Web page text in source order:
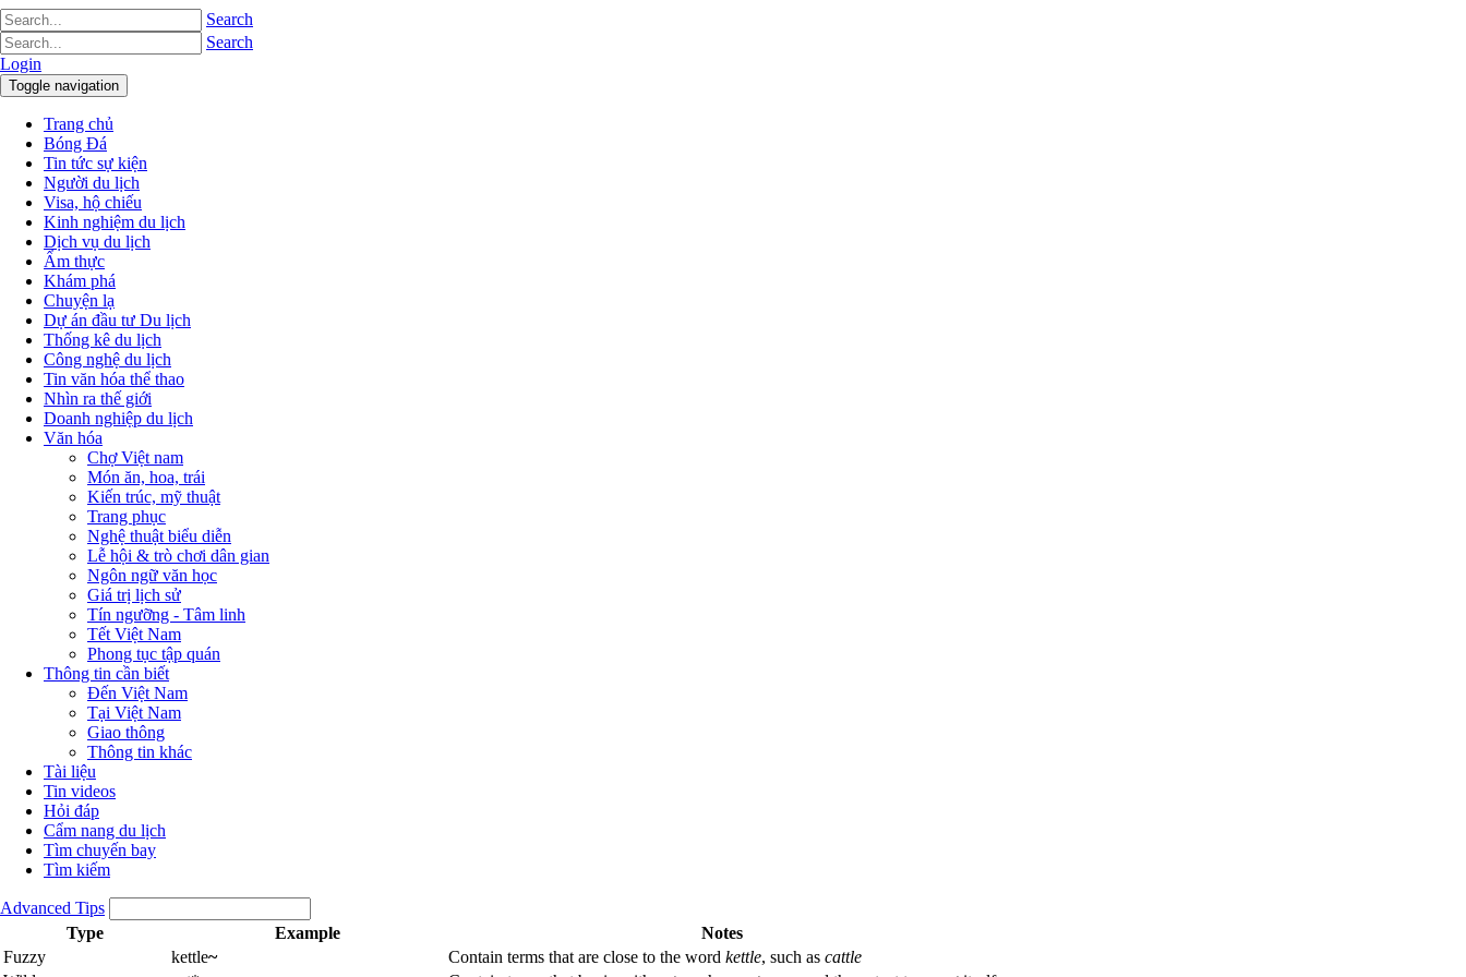
Search
Search
Login
Toggle navigation
Trang chủ
Bóng Đá
Tin tức sự kiện
Người du lịch
Visa, hộ chiếu
Kinh nghiệm du lịch
Dịch vụ du lịch
Ẩm thực
Khám phá
Chuyện lạ
Dự án đầu tư Du lịch
Thống kê du lịch
Công nghệ du lịch
Tin văn hóa thể thao
Nhìn ra thế giới
Doanh nghiệp du lịch
Văn hóa
Chợ Việt nam
Món ăn, hoa, trái
Kiến trúc, mỹ thuật
Trang phục
Nghệ thuật biểu diễn
Lễ hội & trò chơi dân gian
Ngôn ngữ văn học
Giá trị lịch sử
Tín ngưỡng - Tâm linh
Tết Việt Nam
Phong tục tập quán
Thông tin cần biết
Đến Việt Nam
Tại Việt Nam
Giao thông
Thông tin khác
Tài liệu
Tin videos
Hỏi đáp
Cẩm nang du lịch
Tìm chuyến bay
Tìm kiếm
Advanced Tips
Type
Example
Notes
Fuzzy
kettle~ Contain terms that are close to the word kettle, such as cattle